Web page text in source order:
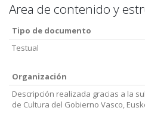
Area de contenido y
Tipo de documento
Testual
Organización
Descripción realizada gracias a la
de Cultura del Gobierno Vasco,